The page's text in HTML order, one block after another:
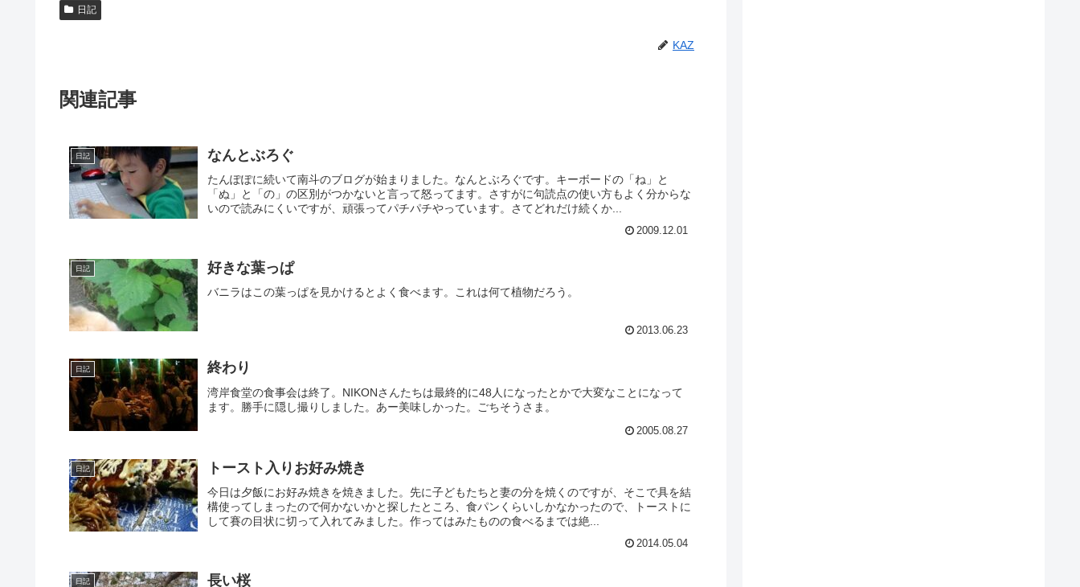
日記
KAZ
関連記事
日記 なんとぶろぐ
たんぽぽに続いて南斗のブログが始まりました。なんとぶろぐです。キーボードの「ね」と
「ぬ」と「の」の区別がつかないと言って怒ってます。さすがに句読点の使い方もよく分からな
いので読みにくいですが、頑張ってパチパチやっています。さてどれだけ続くか...
2009.12.01
日記 好きな葉っぱ
バニラはこの葉っぱを見かけるとよく食べます。これは何て植物だろう。
2013.06.23
日記 終わり
湾岸食堂の食事会は終了。NIKONさんたちは最終的に48人になったとかで大変なことになって
ます。勝手に隠し撮りしました。あー美味しかった。ごちそうさま。
2005.08.27
日記 トースト入りお好み焼き
今日は夕飯にお好み焼きを焼きました。先に子どもたちと妻の分を焼くのですが、そこで具を結
構使ってしまったので何かないかと探したところ、食パンくらいしかなかったので、トーストに
して賽の目状に切って入れてみました。作ってはみたものの食べるまでは絶...
2014.05.04
日記 長い桜